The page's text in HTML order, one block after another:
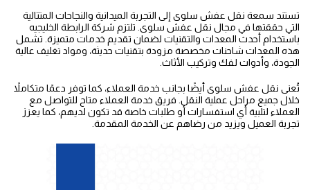
تستند سمعة نقل عفش سلوى إلى التجربة الميدانية والنجاحات المتتالية
التي حققتها في مجال نقل عفش سلوى. تلتزم شركة الرابطة الخليجيه
باستخدام أحدث المعدات والتقنيات لضمان تقديم خدمات متميزة. تشمل
هذه المعدات شاحنات مخصصة مزودة بتقنيات حديثة، ومواد تغليف عالية
الجودة، وأدوات لفك وتركيب الأثاث.
تُعنى نقل عفش سلوى أيضًا بجانب خدمة العملاء، كما توفر دعمًا متكاملاً
خلال جميع مراحل عملية النقل. فريق خدمة العملاء متاح للتواصل مع
العملاء لتلبية أي استفسارات أو طلبات خاصة قد تكون لديهم، كما يعزز
تجربة العميل ويزيد من رضاهم عن الخدمة المقدمة.